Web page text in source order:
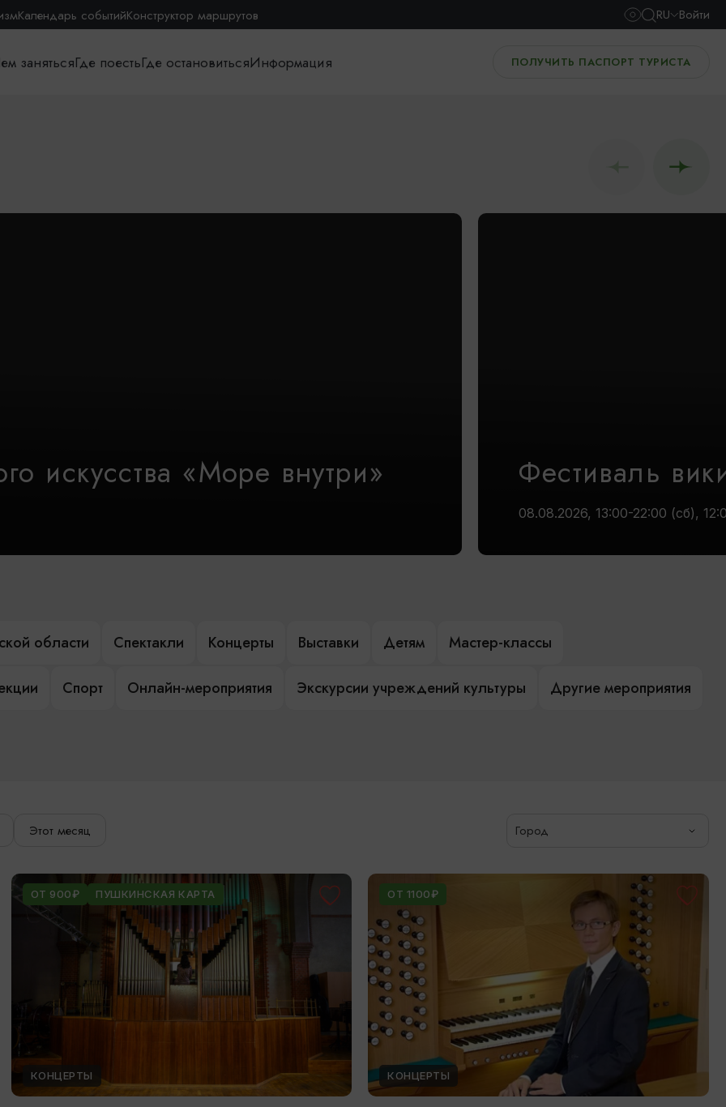
Календарь событийКонструктор маршрутов RU Войти
занятьсяГде поестьГде остановитьсяИнформация ПОЛУЧИТЬ ПАСПОРТ ТУРИСТА
искусства «Море внутри» Фестиваль
08.08.2026, 13:00-22:00 (сб),
области Спектакли Концерты Выставки Детям Мастер-классы
Спорт Онлайн-мероприятия Экскурсии учреждений культуры Другие мероприятия
Этот месяц Город
ОТ 900₽ ПУШКИНСКАЯ КАРТА
КОНЦЕРТЫ
ОТ 1100₽
КОНЦЕРТЫ